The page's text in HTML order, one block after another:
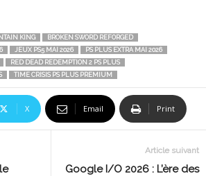
KING
BROKEN SWORD REFORGED
JEUX PS5 MAI 2026
PS PLUS EXTRA MAI 2026
RED DEAD REDEMPTION 2 PS PLUS
TIME CRISIS PS PLUS PREMIUM
X Email Print
Article suivant
Google I/O 2026 : L’ère des